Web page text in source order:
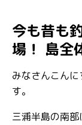
今も昔も
場！ 島全
みなさんこん
す。
三浦半島の南